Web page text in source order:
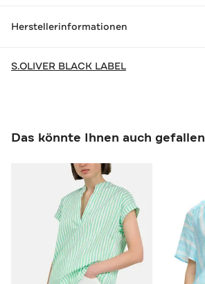
Herstellerinformationen
S.OLIVER BLACK LABEL
Das könnte Ihnen auch gefallen